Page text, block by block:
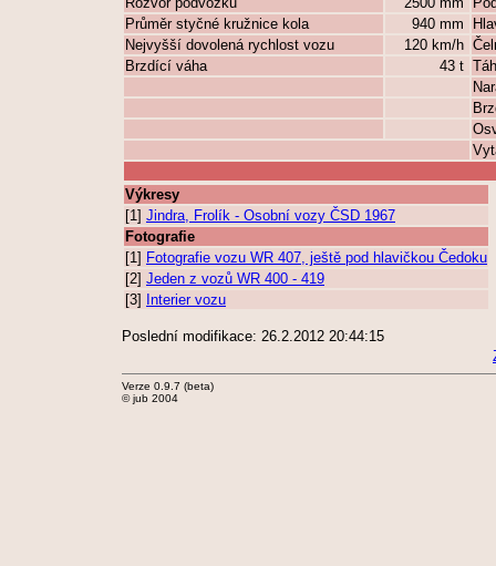
Průměr styčné kružnice kola
940 mm
Nejvyšší dovolená rychlost vozu
120 km/h
Brzdící váha
43 t
Výkresy
[1] Jindra, Frolík - Osobní vozy ČSD 1967
Fotografie
[1] Fotografie vozu WR 407, ještě pod hlavičkou Čedoku
[2] Jeden z vozů WR 400 - 419
[3]
Interier vozu
Poslední modifikace: 26.2.2012 20:44:15
Verze 0.9.7 (beta)
© jub 2004